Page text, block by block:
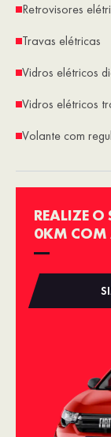
Retrovisores
Travas elétricas
Vidros elétricos
Vidros elétricos
Volante com
REALIZE
0KM COM